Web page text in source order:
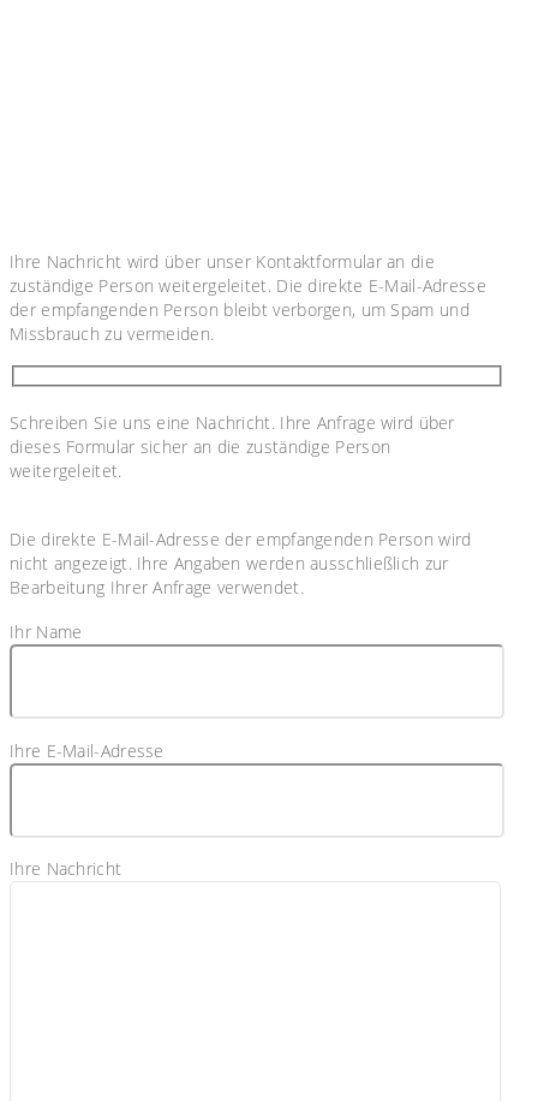
Ihre Nachricht wird über unser Kontaktformular an die
zuständige Person weitergeleitet. Die direkte E-Mail-Adresse
der empfangenden Person bleibt verborgen, um Spam und
Missbrauch zu vermeiden.
Schreiben Sie uns eine Nachricht. Ihre Anfrage wird über
dieses Formular sicher an die zuständige Person
weitergeleitet.
Die direkte E-Mail-Adresse der empfangenden Person wird
nicht angezeigt. Ihre Angaben werden ausschließlich zur
Bearbeitung Ihrer Anfrage verwendet.
Ihr Name
Ihre E-Mail-Adresse
Ihre Nachricht